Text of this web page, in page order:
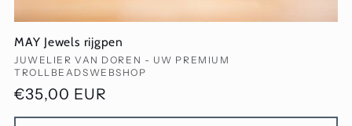
MAY Jewels rijgpen
Verkoper:
JUWELIER VAN DOREN - UW PREMIUM
TROLLBEADSWEBSHOP
Normale
prijs
€35,00 EUR